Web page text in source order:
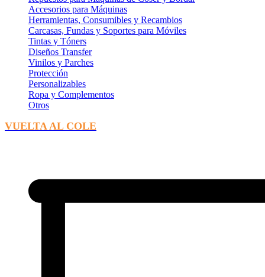
Accesorios para Máquinas
Herramientas, Consumibles y Recambios
Carcasas, Fundas y Soportes para Móviles
Tintas y Tóners
Diseños Transfer
Vinilos y Parches
Protección
Personalizables
Ropa y Complementos
Otros
VUELTA AL COLE